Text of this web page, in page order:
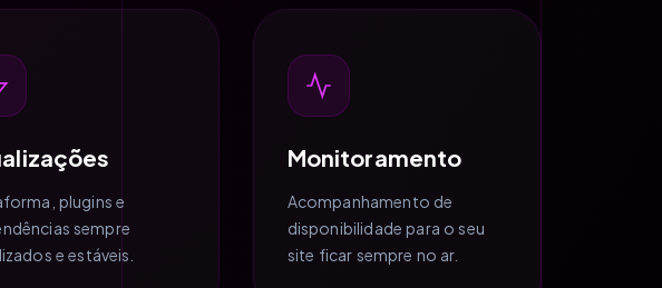
plugins e
sempre
e estáveis.
Monitoramento
Acompanhamento de
disponibilidade para o seu
site ficar sempre no ar.